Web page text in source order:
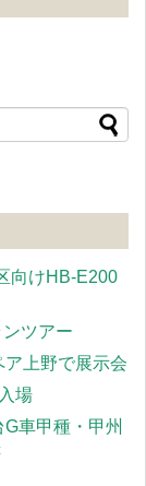
向けHB-E200
ツアー
上野で展示会
場
車甲種・甲州